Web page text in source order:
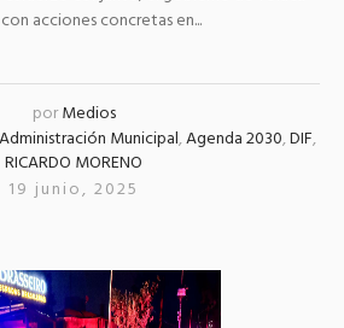
acciones concretas en...
porMedios
Administración Municipal,Agenda 2030,DIF,
RICARDO MORENO
19 junio, 2025